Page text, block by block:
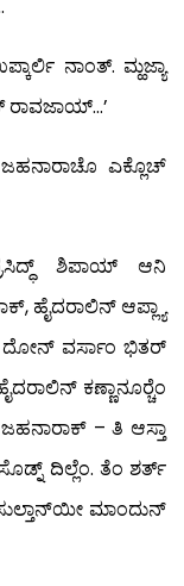
ನಾಂತ್. ಮ್ಹಜ್ಯಾ
ರಾವಜಾಯ್…’
ಎಕ್ಲೊಚ್
ಶಿಪಾಯ್ ಆನಿ
ಹೈದರಾಲಿನ್ ಆಪ್ಲ್ಯಾ
ವರ್ಸಾಂ ಭಿತರ್
ಕಣ್ಣಾನೂರ್‍ಚೆಂ
– ತಿ ಆಸ್ತಾ
ದಿಲ್ಲೆಂ. ತೆಂ ಶರ್ತ್
ಮಾಂದುನ್